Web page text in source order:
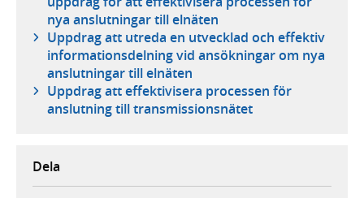
nya anslutningar till elnäten
Uppdrag att utreda en utvecklad och effektiv
informationsdelning vid ansökningar om nya
anslutningar till elnäten
Uppdrag att effektivisera processen för
anslutning till transmissionsnätet
Dela